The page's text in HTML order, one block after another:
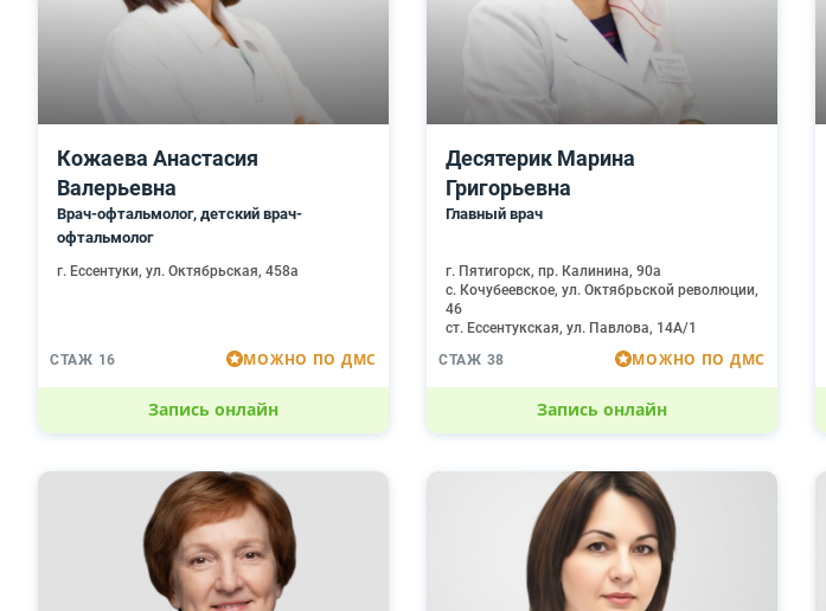
Кожаева Анастасия
Валерьевна
Врач-офтальмолог, детский врач-
офтальмолог
г. Ессентуки, ул. Октябрьская, 458а
СТАЖ 16 МОЖНО ПО ДМС
Запись онлайн
Десятерик Марина
Григорьевна
Главный врач
г. Пятигорск, пр. Калинина, 90а
с. Кочубеевское, ул. Октябрьской революции,
46
ст. Ессентукская, ул. Павлова, 14А/1
СТАЖ 38
МОЖНО ПО ДМС
Запись онлайн